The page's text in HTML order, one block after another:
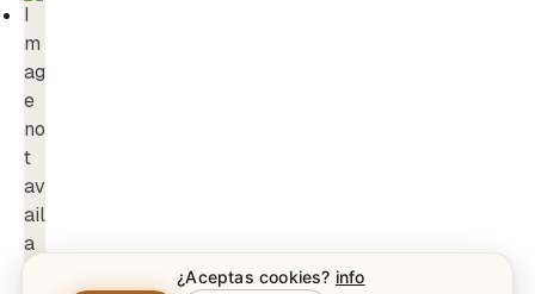
¿Aceptas cookies? info